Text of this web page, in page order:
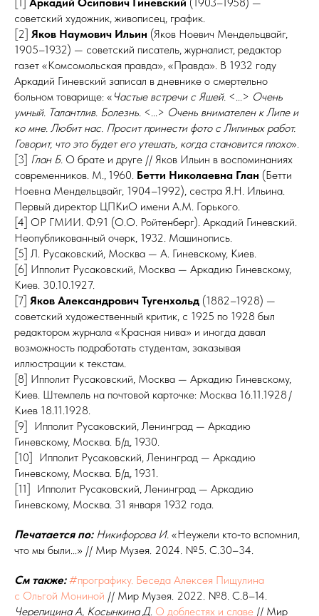
советский художник, живописец, график.
[2] Яков Наумович Ильин (Яков Ноевич Мендельцвайг,
1905–1932) — советский писатель, журналист, редактор
газет «Комсомольская правда», «Правда». В 1932 году
Аркадий Гиневский записал в дневнике о смертельно
больном товарище: « Частые встречи с Яшей. <...> Очень
умный. Талантлив. Болезнь. <...> Очень внимателен к Липе и
ко мне. Любит нас. Просит принести фото с Липиных работ.
Говорит, что это будет его утешать, когда становится плохо».
[3] Глан Б. О брате и друге // Яков Ильин в воспоминаниях
современников. М., 1960. Бетти Николаевна Глан (Бетти
Ноевна Мендельцвайг, 1904–1992), сестра Я.Н. Ильина.
Первый директор ЦПКиО имени А.М. Горького.
[4] ОР ГМИИ. Ф.91 (О.О. Ройтенберг). Аркадий Гиневский.
Неопубликованный очерк, 1932. Машинопись.
[5] Л. Русаковский, Москва — А. Гиневскому, Киев.
[6] Ипполит Русаковский, Москва — Аркадию Гиневскому,
Киев. 30.10.1927.
[7] Яков Александрович Тугенхольд (1882–1928) —
советский художественный критик, с 1925 по 1928 был
редактором журнала «Красная нива» и иногда давал
возможность подработать студентам, заказывая
иллюстрации к текстам.
[8] Ипполит Русаковский, Москва — Аркадию Гиневскому,
Киев. Штемпель на почтовой карточке: Москва 16.11.1928 /
Киев 18.11.1928.
[9] Ипполит Русаковский, Ленинград — Аркадию
Гиневскому, Москва. Б/д, 1930.
[10] Ипполит Русаковский, Ленинград — Аркадию
Гиневскому, Москва. Б/д, 1931.
[11] Ипполит Русаковский, Ленинград — Аркадию
Гиневскому, Москва. 31 января 1932 года.
Печатается по: Никифорова И. «Неужели кто‑то вспомнил,
что мы были...» // Мир Музея. 2024. №5. С.30–34.
См также:#прографику. Беседа Алексея Пищулина
с Ольгой Мониной // Мир Музея. 2022. №8. С.8–14.
Черепицина А, Косынкина Д. О доблестях и славе // Мир